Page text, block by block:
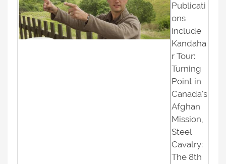
Publicati
ons
include
Kandaha
r Tour:
Turning
Point in
Canada's
Afghan
Mission,
Steel
Cavalry:
The 8th